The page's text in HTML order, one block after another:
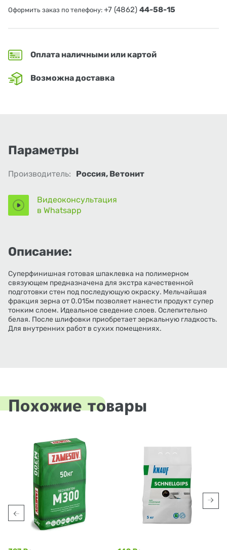
Оформить заказ по телефону: +7 (4862) 44-58-15
Оплата наличными или картой
Возможна доставка
Параметры
Производитель: Россия, Ветонит
Видеоконсультация
в Whatsapp
Описание:
Суперфинишная готовая шпаклевка на полимерном
связующем предназначена для экстра качественной
подготовки стен под последующую окраску. Мельчайшая
фракция зерна от 0.015м позволяет нанести продукт супер
тонким слоем. Идеальное сведение слоев. Ослепительно
белая. После шлифовки приобретает зеркальную гладкость.
Для внутренних работ в сухих помещениях.
Похожие товары